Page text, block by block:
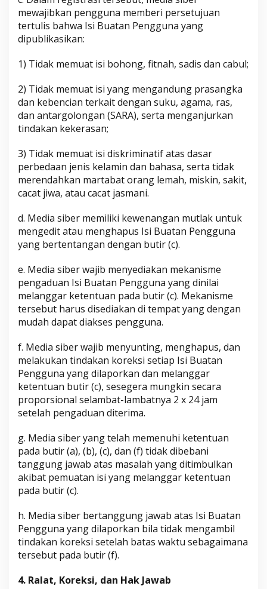
mewajibkan pengguna memberi persetujuan
tertulis bahwa Isi Buatan Pengguna yang
dipublikasikan:
1) Tidak memuat isi bohong, fitnah, sadis dan cabul;
2) Tidak memuat isi yang mengandung prasangka
dan kebencian terkait dengan suku, agama, ras,
dan antargolongan (SARA), serta menganjurkan
tindakan kekerasan;
3) Tidak memuat isi diskriminatif atas dasar
perbedaan jenis kelamin dan bahasa, serta tidak
merendahkan martabat orang lemah, miskin, sakit,
cacat jiwa, atau cacat jasmani.
d. Media siber memiliki kewenangan mutlak untuk
mengedit atau menghapus Isi Buatan Pengguna
yang bertentangan dengan butir (c).
e. Media siber wajib menyediakan mekanisme
pengaduan Isi Buatan Pengguna yang dinilai
melanggar ketentuan pada butir (c). Mekanisme
tersebut harus disediakan di tempat yang dengan
mudah dapat diakses pengguna.
f. Media siber wajib menyunting, menghapus, dan
melakukan tindakan koreksi setiap Isi Buatan
Pengguna yang dilaporkan dan melanggar
ketentuan butir (c), sesegera mungkin secara
proporsional selambat-lambatnya 2 x 24 jam
setelah pengaduan diterima.
g. Media siber yang telah memenuhi ketentuan
pada butir (a), (b), (c), dan (f) tidak dibebani
tanggung jawab atas masalah yang ditimbulkan
akibat pemuatan isi yang melanggar ketentuan
pada butir (c).
h. Media siber bertanggung jawab atas Isi Buatan
Pengguna yang dilaporkan bila tidak mengambil
tindakan koreksi setelah batas waktu sebagaimana
tersebut pada butir (f).
4. Ralat, Koreksi, dan Hak Jawab